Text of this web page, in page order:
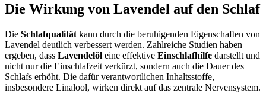
Die Wirkung von Lavendel auf den Schlaf
Die Schlafqualität kann durch die beruhigenden Eigenschaften von
Lavendel deutlich verbessert werden. Zahlreiche Studien haben
ergeben, dass Lavendelöl eine effektive Einschlafhilfe darstellt und
nicht nur die Einschlafzeit verkürzt, sondern auch die Dauer des
Schlafs erhöht. Die dafür verantwortlichen Inhaltsstoffe,
insbesondere Linalool, wirken direkt auf das zentrale Nervensystem.